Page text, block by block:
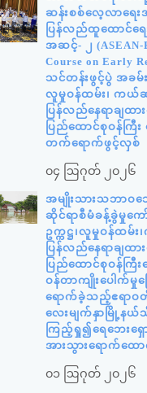
ဆန်းစစ်လေ့လာရေး
ပြန်လည်ထူထောင်ရ
အဆင့်- ၂ (ASEAN-
Course on Early
သင်တန်းဖွင့်ပွဲ အခမ်
လူမှုဝန်ထမ်း၊ ကယ်
ပြန်လည်နေရာချထား
ပြည်ထောင်စုဝန်ကြီး
တက်ရောက်ဖွင့်လှစ်
၀၄ ဩဂုတ် ၂၀၂၆
အမျိုးသားသဘာဝဘ
ဆိုင်ရာစီမံခန့်ခွဲမှုက
ဥက္ကဋ္ဌ၊လူမှုဝန်ထမ်
ပြန်လည်နေရာချထား
ပြည်ထောင်စုဝန်ကြီး
ဝန်တာကျိုးပေါက်မှုက
ရောက်ခဲ့သည့်ဧရာဝ
လေးမျက်နှာမြို့
ကြည့်ရှု၍ရေဘေးရှေ
အားသွားရောက်ထော
၀၁ ဩဂုတ် ၂၀၂၆